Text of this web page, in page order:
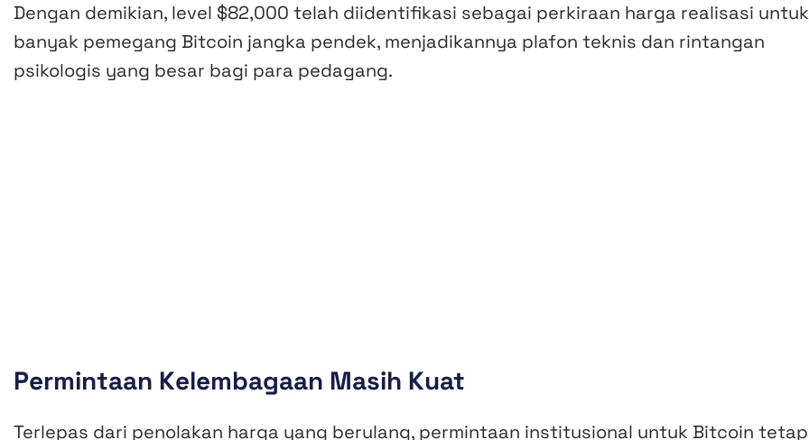
Dengan demikian, level $82,000 telah diidentifikasi sebagai perkiraan harga realisasi untuk
banyak pemegang Bitcoin jangka pendek, menjadikannya plafon teknis dan rintangan
psikologis yang besar bagi para pedagang.
Permintaan Kelembagaan Masih Kuat
Terlepas dari penolakan harga yang berulang, permintaan institusional untuk Bitcoin tetap